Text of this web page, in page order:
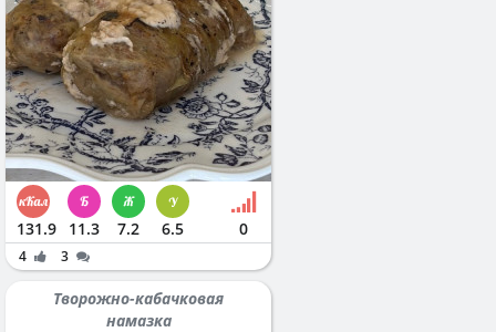
131.9 11.3 7.2 6.5 0
4 3
Творожно-кабачковая
намазка